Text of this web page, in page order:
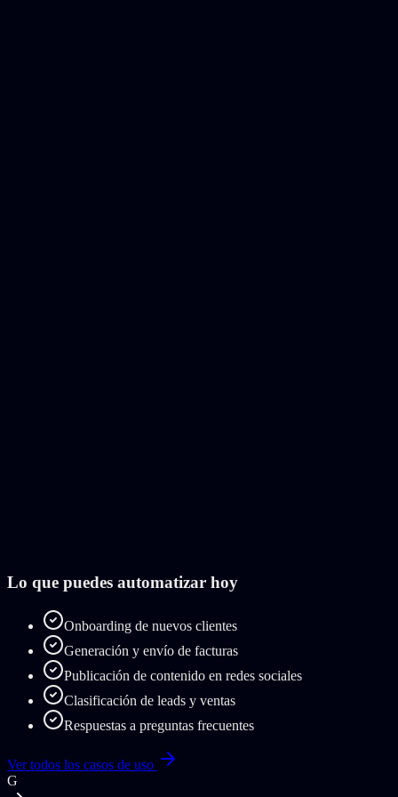
Lo que puedes automatizar hoy
Onboarding de nuevos clientes
Generación y envío de facturas
Publicación de contenido en redes sociales
Clasificación de leads y ventas
Respuestas a preguntas frecuentes
Ver todos los casos de uso
G